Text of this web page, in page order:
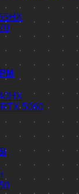
5060